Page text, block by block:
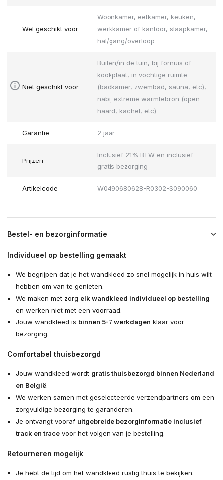
Wel geschikt voor
Woonkamer, eetkamer, keuken,
werkkamer of kantoor, slaapkamer,
hal/gang/overloop
Niet geschikt voor
Buiten/in de tuin, bij fornuis of
kookplaat, in vochtige ruimte
(badkamer, zwembad, sauna, etc),
nabij extreme warmtebron (open
haard, kachel, etc)
Garantie 2 jaar
Prijzen
Inclusief 21% BTW en inclusief
gratis bezorging
Artikelcode W0490680628-R0302-S090060
Bestel- en bezorginformatie
Individueel op bestelling gemaakt
We begrijpen dat je het wandkleed zo snel mogelijk in huis wilt
hebben om van te genieten.
We maken met zorg elk wandkleed individueel op bestelling
en werken niet met een voorraad.
Jouw wandkleed is binnen 5-7 werkdagen klaar voor
bezorging.
Comfortabel thuisbezorgd
Jouw wandkleed wordt gratis thuisbezorgd binnen Nederland
en België.
We werken samen met geselecteerde verzendpartners om een
zorgvuldige bezorging te garanderen.
Je ontvangt vooraf uitgebreide bezorginformatie inclusief
track en tracevoor het volgen van je bestelling.
Retourneren mogelijk
Je hebt de tijd om het wandkleed rustig thuis te bekijken.